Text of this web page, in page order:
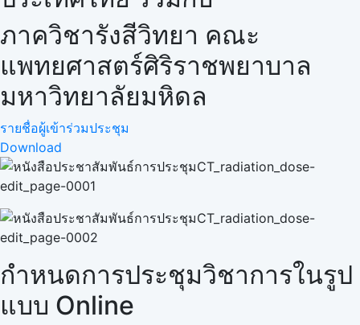
ภาควิชารังสีวิทยา คณะ
แพทยศาสตร์ศิริราชพยาบาล
มหาวิทยาลัยมหิดล
รายชื่อผู้เข้าร่วมประชุม
Download
กำหนดการประชุมวิชาการในรูป
แบบ Online